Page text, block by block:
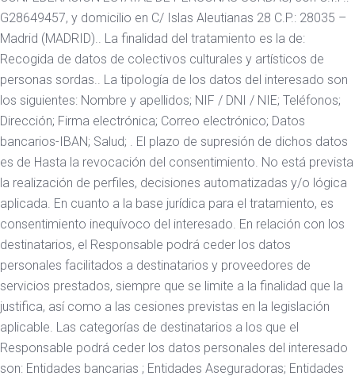
G28649457, y domicilio en C/ Islas Aleutianas 28 C.P.: 28035 –
Madrid (MADRID).. La finalidad del tratamiento es la de:
Recogida de datos de colectivos culturales y artísticos de
personas sordas.. La tipología de los datos del interesado son
los siguientes: Nombre y apellidos; NIF / DNI / NIE; Teléfonos;
Dirección; Firma electrónica; Correo electrónico; Datos
bancarios-IBAN; Salud; . El plazo de supresión de dichos datos
es de Hasta la revocación del consentimiento. No está prevista
la realización de perfiles, decisiones automatizadas y/o lógica
aplicada. En cuanto a la base jurídica para el tratamiento, es
consentimiento inequívoco del interesado. En relación con los
destinatarios, el Responsable podrá ceder los datos
personales facilitados a destinatarios y proveedores de
servicios prestados, siempre que se limite a la finalidad que la
justifica, así como a las cesiones previstas en la legislación
aplicable. Las categorías de destinatarios a los que el
Responsable podrá ceder los datos personales del interesado
son: Entidades bancarias ; Entidades Aseguradoras; Entidades